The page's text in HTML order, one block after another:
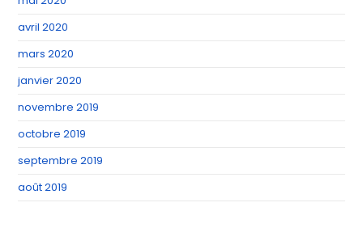
avril 2020
mars 2020
janvier 2020
novembre 2019
octobre 2019
septembre 2019
août 2019